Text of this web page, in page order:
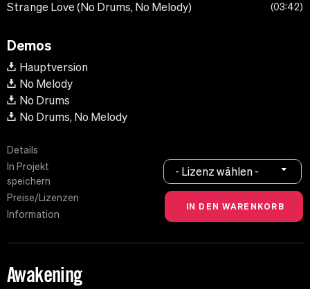
Strange Love (No Drums, No Melody) 03:42
Demos
Hauptversion
No Melody
No Drums
No Drums, No Melody
Details
In Projekt
speichern
Preise/Lizenzen
Information
- Lizenz wählen -
Awakening